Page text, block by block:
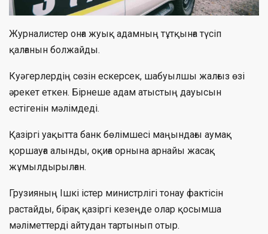
Журналистер онға жуық адамның тұтқынға түсіп
қалғанын болжайды.
Куәгерлердің сөзін ескерсек, шабуылшы жалғыз өзі
әрекет еткен. Бірнеше адам атыстың дауысын
естігенін мәлімдеді.
Қазіргі уақытта банк бөлімшесі маңындағы аумақ
қоршауға алынды, оқиға орнына арнайы жасақ
жұмылдырылған.
Грузияның Ішкі істер министрлігі тонау фактісін
растайды, бірақ қазіргі кезеңде олар қосымша
мәліметтерді айтудан тартынып отыр.